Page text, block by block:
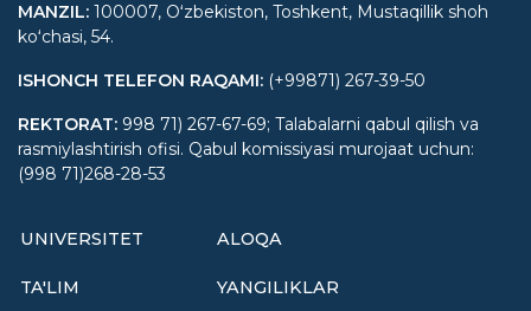
MANZIL: 100007, Oʻzbekiston, Toshkent, Mustaqillik shoh
koʻchasi, 54.
ISHONCH TELEFON RAQAMI: (+99871) 267-39-50
REKTORAT: 998 71) 267-67-69; Talabalarni qabul qilish va
rasmiylashtirish ofisi. Qabul komissiyasi murojaat uchun:
(998 71)268-28-53
UNIVERSITET
TA'LIM
ALOQA
YANGILIKLAR